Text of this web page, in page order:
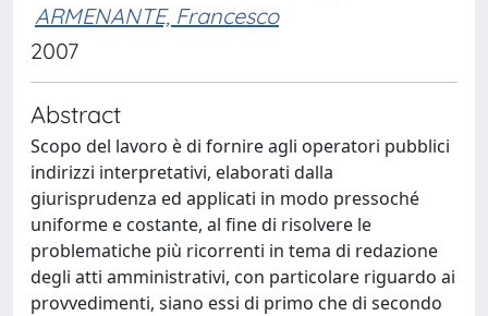
ARMENANTE, Francesco
2007
Abstract
Scopo del lavoro è di fornire agli operatori pubblici
indirizzi interpretativi, elaborati dalla
giurisprudenza ed applicati in modo pressoché
uniforme e costante, al fine di risolvere le
problematiche più ricorrenti in tema di redazione
degli atti amministrativi, con particolare riguardo ai
provvedimenti, siano essi di primo che di secondo